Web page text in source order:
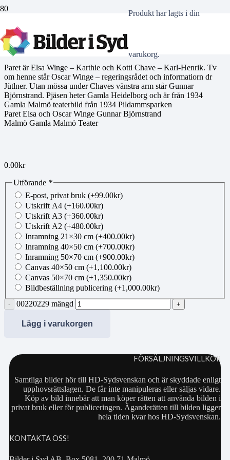
Produkthar lagts i din
varukorg.
00220229
Paret är Elsa Winge – Karthie och Kotti Chave – Karl-Henrik. Tv
om henne står Oscar Winge – regeringsrådet och informatiorn dr
Jütlner. Utan mössa under Chaves vänstra arm står Gunnar
Björnstrand. Pjäsen heter Gamla Heidelborg och är från 1934
Gamla Malmö teaterbild från 1934 Pildammsparken
Paret Elsa och Oscar Winge Gunnar Björnstrand
Malmö Gamla Malmö Teater
0.00kr
Utförande *
E-post, privat bruk (+99.00kr)
Utskrift A4 (+160.00kr)
Utskrift A3 (+360.00kr)
Utskrift A2 (+480.00kr)
Inramning 21×30 cm (+400.00kr)
Inramning 40×50 cm (+700.00kr)
Inramning 50×70 cm (+900.00kr)
Canvas 40×50 cm (+1,100.00kr)
Canvas 50×70 cm (+1,350.00kr)
Bildbeställning publicering (+1,000.00kr)
00220229 mängd
Lägg i varukorgen
FÖRSÄLJNINGSVILLKOR
Samtliga bilder hör till HD-Sydsvenskan och är skyddade enligt
upphovsrättslagen. De får inte manipuleras eller säljas vidare.
Köp av bild innebär att man köper rätten att använda bilden i
privat bruk eller för publiceringen. Äganderätten till bilden ligger
hela tiden kvar hos HD-Sydsvenskan.
KONTAKTA OSS!